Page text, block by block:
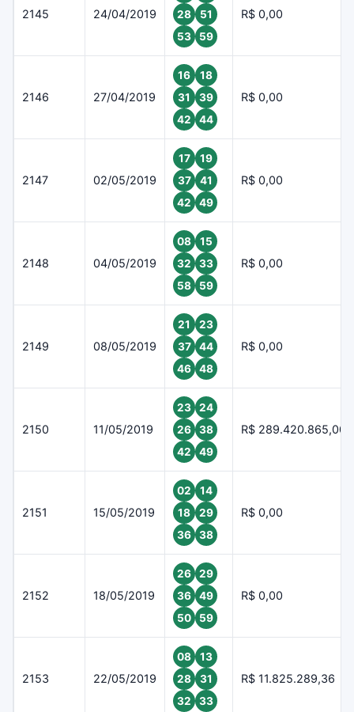
2145 24/04/2019
28
51
53
59
R$ 0,00
2146 27/04/2019
16
18
31
39
42
44
R$ 0,00
2147 02/05/2019
17
19
37
41
42
49
R$ 0,00
2148 04/05/2019
08
15
32
33
58
59
R$ 0,00
2149 08/05/2019
21
23
37
44
46
48
R$ 0,00
2150 11/05/2019
23
24
26
38
42
49
R$ 289.420.865,00
2151 15/05/2019
02
14
18
29
36
38
R$ 0,00
2152 18/05/2019
26
29
36
49
50
59
R$ 0,00
2153 22/05/2019
08
13
28
31
32
33
R$ 11.825.289,36